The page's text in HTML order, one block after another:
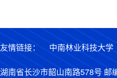
友情链接： 中南林业科技大学
湖南省长沙市韶山南路578号 邮